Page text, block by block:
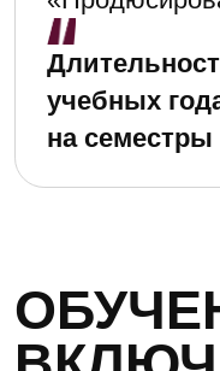
от Факультета
Она помогает понять
«как делать», но и
вы это делаете.